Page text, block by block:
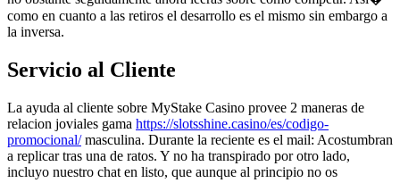
como en cuanto a las retiros el desarrollo es el mismo sin embargo a
la inversa.
Servicio al Cliente
La ayuda al cliente sobre MyStake Casino provee 2 maneras de
relacion joviales gama https://slotsshine.casino/es/codigo-
promocional/masculina. Durante la reciente es el mail: Acostumbran
a replicar tras una de ratos. Y no ha transpirado por otro lado,
incluyo nuestro chat en listo, que aunque al principio no os